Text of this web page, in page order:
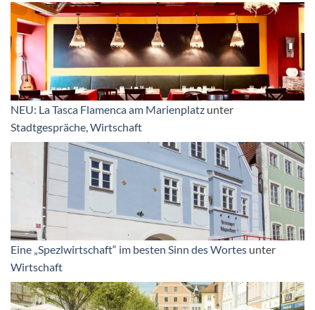
NEU: La Tasca Flamenca am Marienplatz unter
Stadtgespräche Wirtschaft
Eine „Spezlwirtschaft“ im besten Sinn des Wortes unter
Wirtschaft